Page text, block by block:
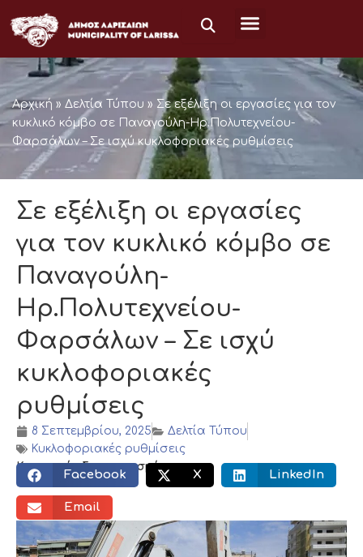
στο
περιεχόμενο
Αρχική » Δελτία Τύπου » Σε εξέλιξη οι εργασίες για τον
κυκλικό κόμβο σε Παναγούλη-Ηρ.Πολυτεχνείου-
Φαρσάλων – Σε ισχύ κυκλοφοριακές ρυθμίσεις
Σε εξέλιξη οι εργασίες
για τον κυκλικό κόμβο σε
Παναγούλη-
Ηρ.Πολυτεχνείου-
Φαρσάλων – Σε ισχύ
κυκλοφοριακές
ρυθμίσεις
8 Σεπτεμβρίου, 2025
Δελτία Τύπου
Κυκλοφοριακές ρυθμίσεις
Κοινωνικός διαμοιρασμός:
Facebook X LinkedIn
Email